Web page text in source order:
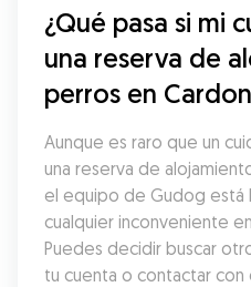
¿Qué pasa si mi
una reserva de
perros en
Aunque es raro que un
una reserva de
el equipo de Gudog está
cualquier inconveniente
Puedes decidir buscar
tu cuenta o contactar